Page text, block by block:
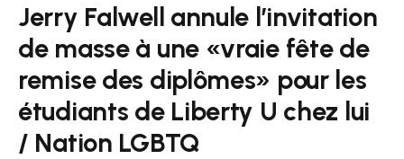
Jerry Falwell annule l’invitation
de masse à une «vraie fête de
remise des diplômes» pour les
étudiants de Liberty U chez lui
/ Nation LGBTQ